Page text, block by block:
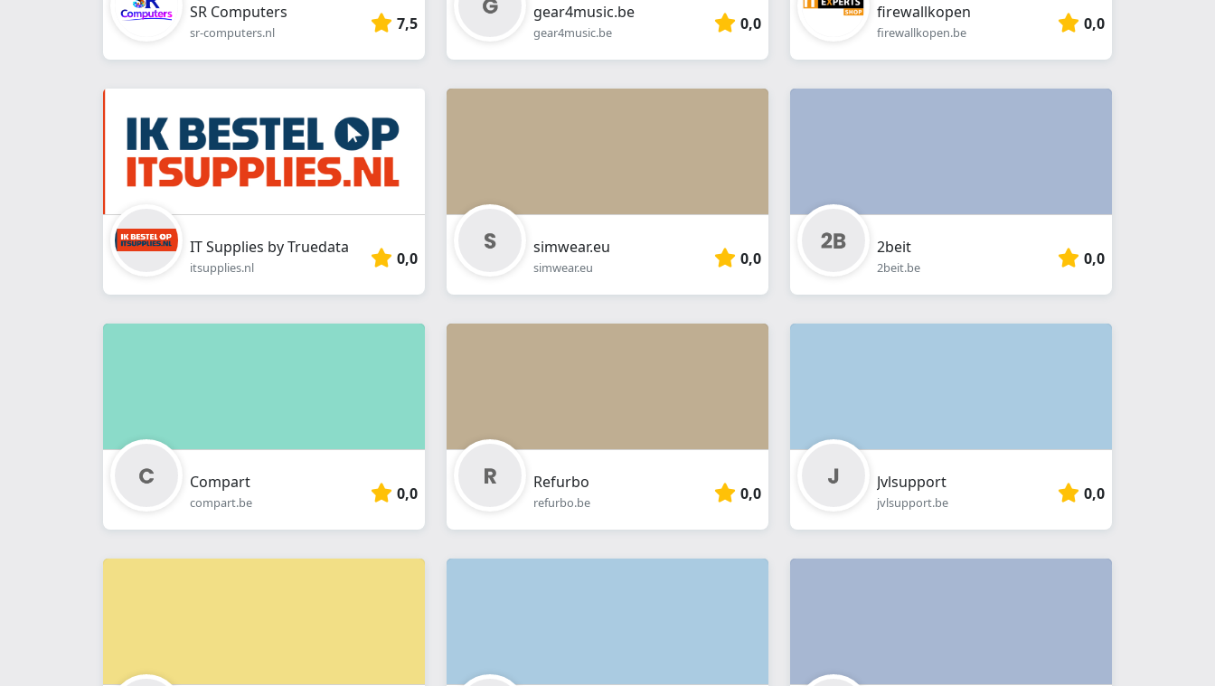
SR Computers
sr-computers.nl 7,5
gear4music.be
gear4music.be 0,0
firewallkopen
firewallkopen.be 0,0
IT Supplies by Truedata
itsupplies.nl 0,0
simwear.eu
simwear.eu 0,0
2beit
2beit.be 0,0
Compart
compart.be 0,0
Refurbo
refurbo.be 0,0
Jvlsupport
jvlsupport.be 0,0